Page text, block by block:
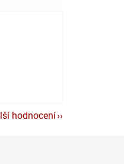
5 hvězdiček.
hodnocení